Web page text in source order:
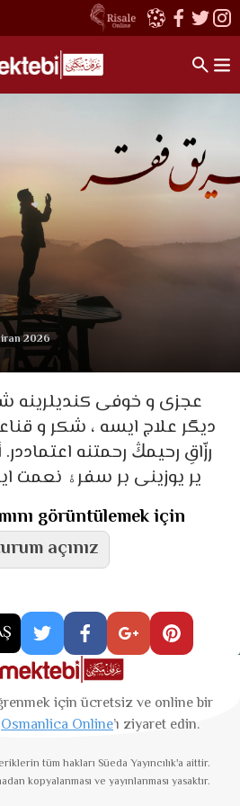
2026
دیگر علاج ایسه ، شكر و
رزّاقِ رحیمڭ رحمتنه
یر یوزینی بر سفرۀ نعمت
görüntülemek için
açınız
için ücretsiz ve online bir
Osmanlica Online’ı ziyaret edin.
tüm hakları Süeda Yayıncılık'a aittir.
kopyalanması ve yayınlanması yasaktır.